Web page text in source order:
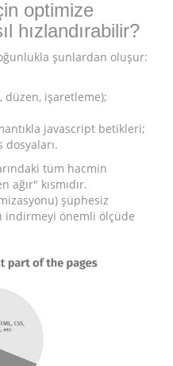
optimize
hızlandırabilir?
şunlardan oluşur:
işaretleme);
javascript betikleri;
tüm hacmin
ağır" kısmıdır.
şüphesiz
indirmeyi önemli ölçüde